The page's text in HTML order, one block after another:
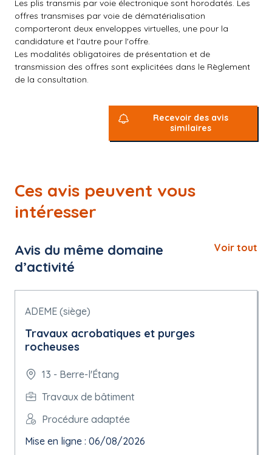
Les plis transmis par voie électronique sont horodatés. Les
offres transmises par voie de dématérialisation
comporteront deux enveloppes virtuelles, une pour la
candidature et l'autre pour l'offre.
Les modalités obligatoires de présentation et de
transmission des offres sont explicitées dans le Règlement
de la consultation.
Recevoir des avis
similaires
Ces avis peuvent vous
intéresser
Avis du même domaine
d’activité
Voir tout
ADEME (siège)
Travaux acrobatiques et purges
rocheuses
13 - Berre-l'Étang
Travaux de bâtiment
Procédure adaptée
Mise en ligne : 06/08/2026